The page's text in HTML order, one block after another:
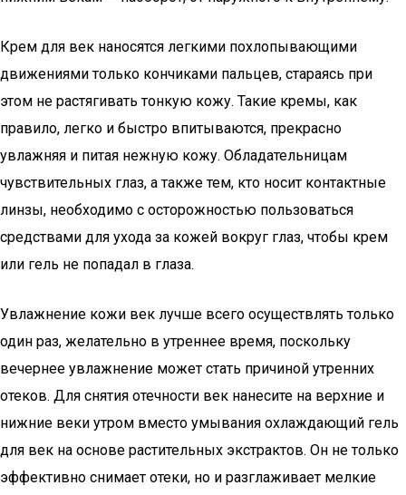
Крем для век наносятся легкими похлопывающими
движениями только кончиками пальцев, стараясь при
этом не растягивать тонкую кожу. Такие кремы, как
правило, легко и быстро впитываются, прекрасно
увлажняя и питая нежную кожу. Обладательницам
чувствительных глаз, а также тем, кто носит контактные
линзы, необходимо с осторожностью пользоваться
средствами для ухода за кожей вокруг глаз, чтобы крем
или гель не попадал в глаза.
Увлажнение кожи век лучше всего осуществлять только
один раз, желательно в утреннее время, поскольку
вечернее увлажнение может стать причиной утренних
отеков. Для снятия отечности век нанесите на верхние и
нижние веки утром вместо умывания охлаждающий гель
для век на основе растительных экстрактов. Он не только
эффективно снимает отеки, но и разглаживает мелкие